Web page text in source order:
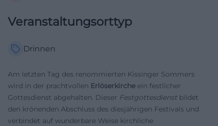
Veranstaltungsorttyp
Drinnen
Am letzten Tag des renommierten Kissinger Sommers
wird in der prachtvollen Erlöserkirche ein festlicher
Gottesdienst abgehalten. Dieser Festgottesdienst bildet
den krönenden Abschluss des diesjährigen Festivals und
verbindet auf wunderbare Weise kirchliche